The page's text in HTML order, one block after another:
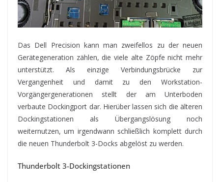
Das Dell Precision kann man zweifellos zu der neuen
Gerätegeneration zählen, die viele alte Zöpfe nicht mehr
unterstützt. Als einzige Verbindungsbrücke zur
Vergangenheit und damit zu den Workstation-
Vorgängergenerationen stellt der am Unterboden
verbaute Dockingport dar. Hierüber lassen sich die älteren
Dockingstationen als Übergangslösung noch
weiternutzen, um irgendwann schließlich komplett durch
die neuen Thunderbolt 3-Docks abgelöst zu werden.
Thunderbolt 3-Dockingstationen